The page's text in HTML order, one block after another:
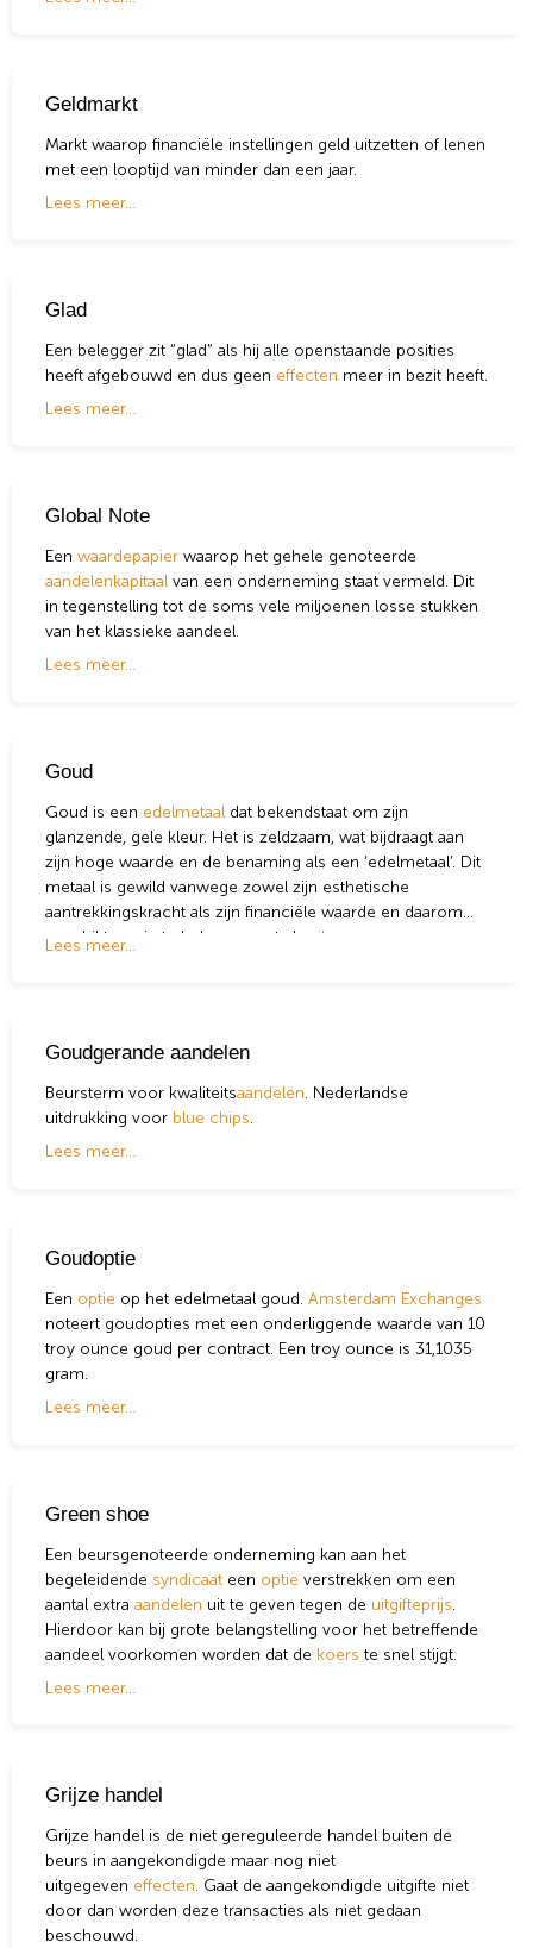
kan worden bepaald. En het is een waardeopslagmiddel.
Geldmarkt
Markt waarop financiële instellingen geld uitzetten of lenen
met een looptijd van minder dan een jaar.
Lees meer...
Glad
Een belegger zit “glad” als hij alle openstaande posities
heeft afgebouwd en dus geen effecten meer in bezit heeft.
Lees meer...
Global Note
Een waardepapier waarop het gehele genoteerde
aandelenkapitaal van een onderneming staat vermeld. Dit
in tegenstelling tot de soms vele miljoenen losse stukken
van het klassieke aandeel.
Lees meer...
Goud
Goud is een edelmetaal dat bekendstaat om zijn
glanzende, gele kleur. Het is zeldzaam, wat bijdraagt ​​aan
zijn hoge waarde en de benaming als een ‘edelmetaal’. Dit
metaal is gewild vanwege zowel zijn esthetische
aantrekkingskracht als zijn financiële waarde en daarom
geschikt om in te beleggen net als
zilver
Lees meer...
Goudgerande aandelen
Beursterm voor kwaliteitsaandelen. Nederlandse
uitdrukking voor blue chips.
Lees meer...
Goudoptie
Een optie op het edelmetaal goud. Amsterdam Exchanges
noteert goudopties met een onderliggende waarde van 10
troy ounce goud per contract. Een troy ounce is 31,1035
gram.
Lees meer...
Green shoe
Een beursgenoteerde onderneming kan aan het
begeleidende syndicaat een optie verstrekken om een
aantal extra aandelen uit te geven tegen de uitgifteprijs.
Hierdoor kan bij grote belangstelling voor het betreffende
aandeel voorkomen worden dat de koers te snel stijgt.
Lees meer...
Grijze handel
Grijze handel is de niet gereguleerde handel buiten de
beurs in aangekondigde maar nog niet
uitgegeven effecten. Gaat de aangekondigde uitgifte niet
door dan worden deze transacties als niet gedaan
beschouwd.